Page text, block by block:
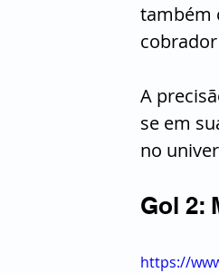
também
A
se em
no
Gol 2:
https://